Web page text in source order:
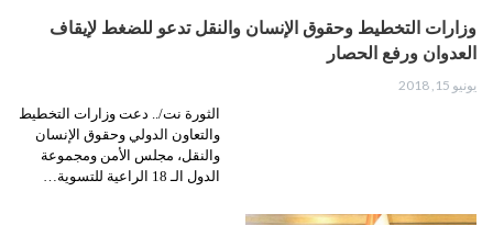
وزارات التخطيط وحقوق الإنسان والنقل تدعو للضغط لإيقاف
العدوان ورفع الحصار
يونيو 15, 2018
الثورة نت/.. دعت وزارات التخطيط
والتعاون الدولي وحقوق الإنسان
والنقل، مجلس الأمن ومجموعة
الدول الـ 18 الراعية للتسوية…